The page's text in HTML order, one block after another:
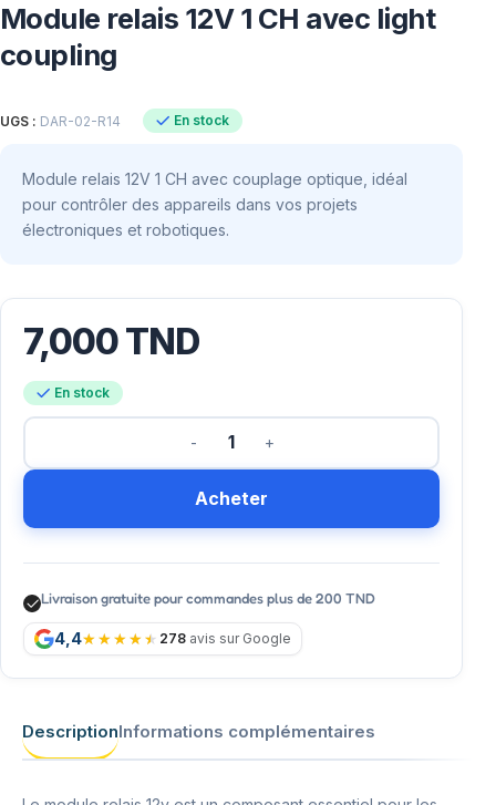
Module relais 12V 1 CH avec light
coupling
UGS : DAR-02-R14 En stock
Module relais 12V 1 CH avec couplage optique, idéal
pour contrôler des appareils dans vos projets
électroniques et robotiques.
7,000TND
En stock
Acheter
Livraison gratuite pour commandes plus de 200 TND
4,4 278 avis sur Google
DescriptionInformations complémentaires